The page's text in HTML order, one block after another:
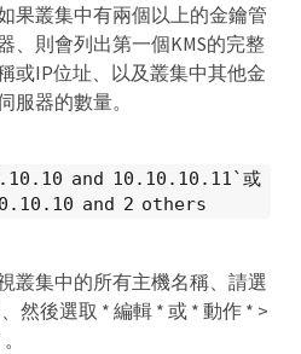
果叢集中有兩個以上的金鑰管
、則會列出第一個KMS的完整
或IP位址、以及叢集中其他金
服器的數量。
and 10.10.10.11`或
and 2 others
叢集中的所有主機名稱、請選
、然後選取 * 編輯 * 或 * 動作 * >